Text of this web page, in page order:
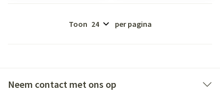
Toon per pagina
Neem contact met ons op